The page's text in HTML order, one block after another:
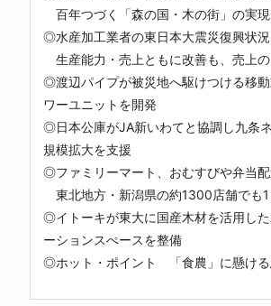
百年つづく「森の国・木の街」の実
◎水産加工業者の東日本大震災復興状況
生産能力・売上ともに改善も、売上
◎渡辺パイプが被災地へ駆けつける移
ワーユニットを開発
◎日本公庫がJA新いわてと協調し九条
規模拡大を支援
◎ファミリーマート、おむすびや弁当配
東北地方・新潟県の約1300店舗でも
◎イトーキが東大に国産木材を活用し
ーションスぺースを整備
◎ホット・ポイント 「食農」に懸け